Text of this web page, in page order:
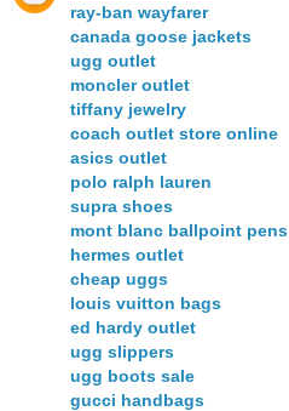
ray-ban wayfarer
canada goose jackets
ugg outlet
moncler outlet
tiffany jewelry
coach outlet store online
asics outlet
polo ralph lauren
supra shoes
mont blanc ballpoint pens
hermes outlet
cheap uggs
louis vuitton bags
ed hardy outlet
ugg slippers
ugg boots sale
gucci handbags